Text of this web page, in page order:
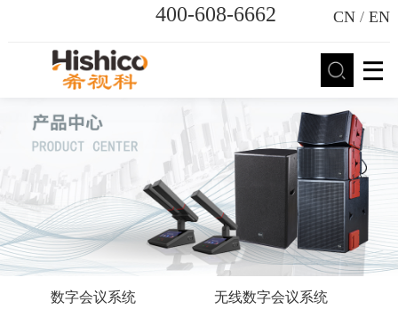
400-608-6662 CN /EN
数字会议系统 无线数字会议系统